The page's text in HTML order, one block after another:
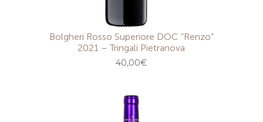
Bolgheri Rosso Superiore DOC “Renzo”
2021 – Tringali Pietranova
40,00€